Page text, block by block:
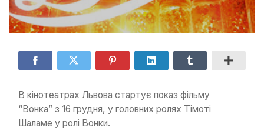
В кінотеатрах Львова стартує показ фільму
“Вонка” з 16 грудня, у головних ролях Тімоті
Шаламе у ролі Вонки.